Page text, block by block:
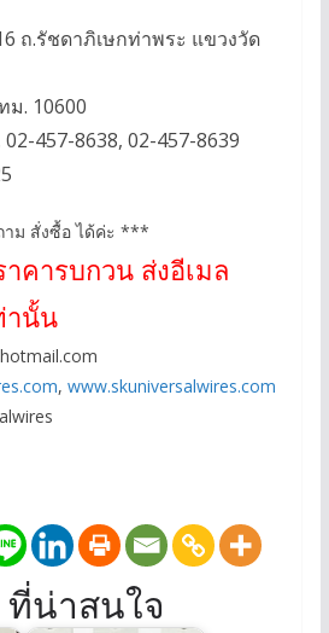
ถ.รัชดาภิเษกท่าพระ แขวงวัด
ม. 10600
457-8638, 02-457-8639
าม สั่งซื้อ ได้ค่ะ ***
คารบกวน ส่งอีเมล
านั้น
, www.skuniversalwires.com
น่าสนใจ